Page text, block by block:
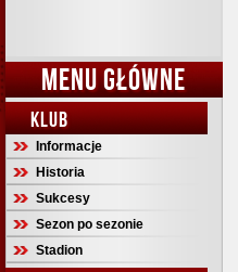
MENU GŁÓWNE
KLUB
Informacje
Historia
Sukcesy
Sezon po sezonie
Stadion